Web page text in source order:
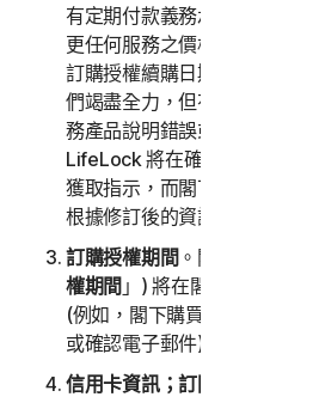
有定期付款義務承擔責任。
更任何服務之價格的權利。任
訂購授權續購日期生效，我們
們竭盡全力，但有時網站上可
務產品說明錯誤或不準確的情
LifeLock 將在確認閣下的訂
獲取指示，而閣下可以選擇
根據修訂後的資訊繼續使用訂
訂購授權期間 。閣下的訂購
權期間 」) 將在閣下的購買或
(例如，閣下購買我們的服務
或確認電子郵件) 中註明。
信用卡資訊；訂閱購買驗收